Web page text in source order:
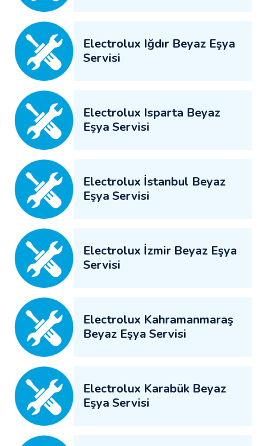
Electrolux Iğdır Beyaz Eşya
Servisi
Electrolux Isparta Beyaz
Eşya Servisi
Electrolux İstanbul Beyaz
Eşya Servisi
Electrolux İzmir Beyaz Eşya
Servisi
Electrolux Kahramanmaraş
Beyaz Eşya Servisi
Electrolux Karabük Beyaz
Eşya Servisi